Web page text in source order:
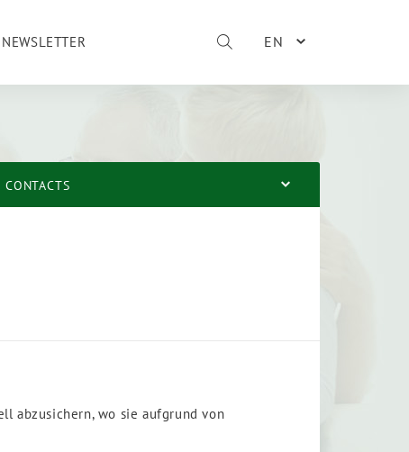
NEWSLETTER EN
CONTACTS
abzusichern, wo sie aufgrund von